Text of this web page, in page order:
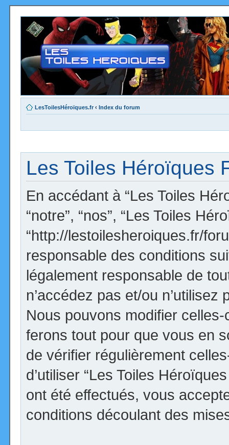
LesToilesHéroïques.fr ‹ Index du forum
Les Toiles Héroïques
En accédant à “Les Toiles
“notre”, “nos”, “Les Toiles
“http://lestoilesheroiques.fr/
responsable des conditions
légalement responsable de
n’accédez pas et/ou n’utilisez
Nous pouvons modifier
ferons tout pour que vous en
de vérifier régulièrement
d’utiliser “Les Toiles
ont été effectués, vous
conditions découlant des